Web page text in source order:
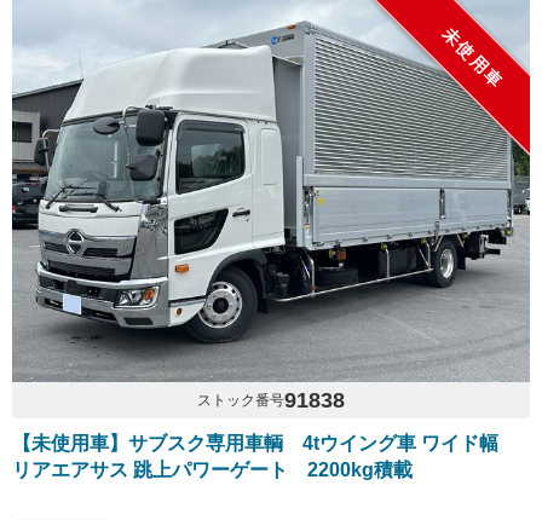
未使用車
ストック番号91838
【未使用車】サブスク専用車輌 4tウイング車 ワイド幅
リアエアサス 跳上パワーゲート 2200kg積載